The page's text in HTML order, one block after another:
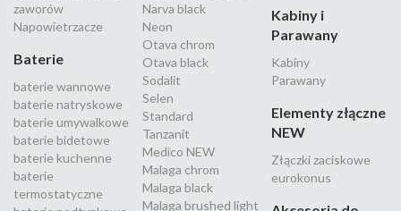
zaworów
Napowietrzacze
Baterie
baterie wannowe
baterie natryskowe
baterie umywalkowe
baterie bidetowe
baterie kuchenne
baterie
termostatyczne
Narva black
Neon
Otava chrom
Otava black
Sodalit
Selen
Standard
Tanzanit
Medico NEW
Malaga chrom
Malaga black
Malaga brushed light
Kabiny i
Parawany
Kabiny
Parawany
Elementy złączne
NEW
Złączki zaciskowe
eurokonus